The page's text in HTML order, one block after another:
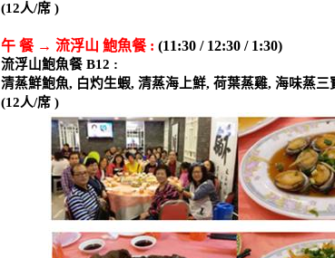
(12人/席 )
午 餐 → 流浮山 鮑魚餐:(11:30 / 12:30 / 1:30)
流浮山鮑魚餐
清蒸鮮鮑魚, 白灼生蝦,清蒸海上鮮,荷葉蒸雞,海味蒸三
(12人/席 )